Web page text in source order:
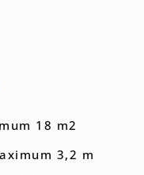
18 m2
3,2 m